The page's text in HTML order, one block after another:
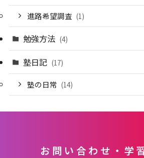
進路希望調査 (1)
勉強方法 (4)
塾日記 (17)
塾の日常 (14)
お問い合わせ・学